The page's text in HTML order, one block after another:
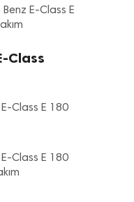
E-Class E
Class
Class E 180
Class E 180